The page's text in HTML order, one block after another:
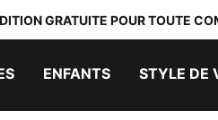
GRATUITE POUR TOUTE
ENFANTS STYLE DE